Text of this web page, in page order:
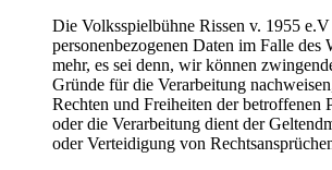
Die Volksspielbühne Rissen v. 1955
personenbezogenen Daten im Falle des
mehr, es sei denn, wir können
Gründe für die Verarbeitung
Rechten und Freiheiten der betroffenen
oder die Verarbeitung dient der
oder Verteidigung von